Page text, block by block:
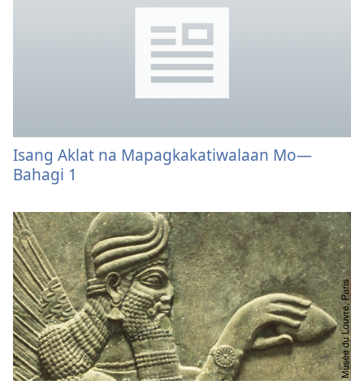
Isang Aklat na Mapagkakatiwalaan Mo—
Bahagi 1